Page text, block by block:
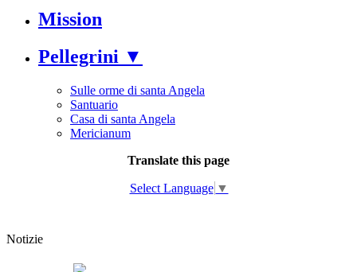
Mission
Pellegrini ▼
Sulle orme di santa Angela
Santuario
Casa di santa Angela
Mericianum
Translate this page
Select Language ▼
Notizie